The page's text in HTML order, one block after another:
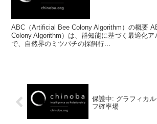
ABC（Artificial Bee Colony Algorithm）の概要
Colony Algorithm）は、群知能に基づく最適化ア
で、自然界のミツバチの採餌行...
保護中: グラフィカ
フ確率場